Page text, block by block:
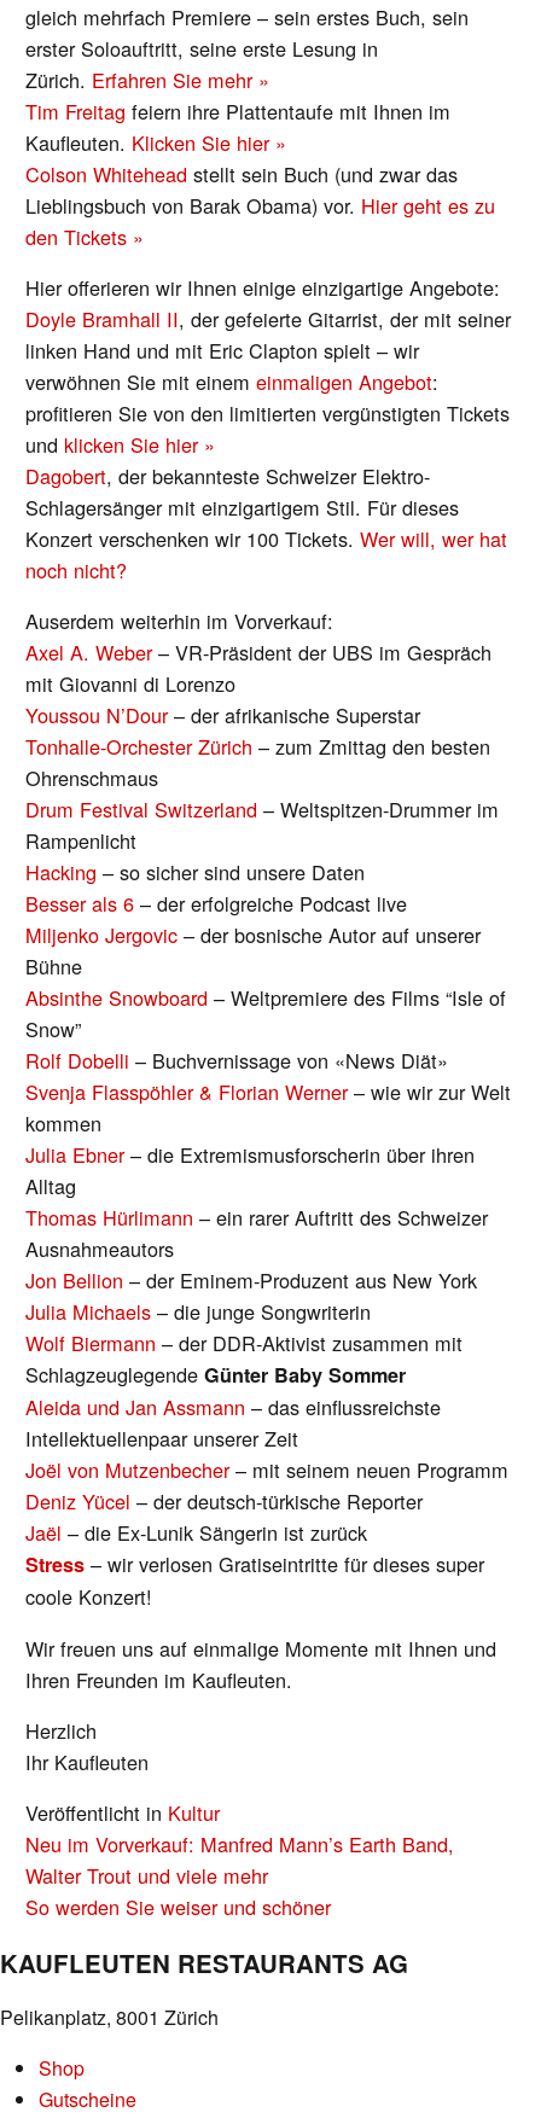
gleich mehrfach Premiere – sein erstes Buch, sein
erster Soloauftritt, seine erste Lesung in
Zürich. Erfahren Sie mehr »
Tim Freitag feiern ihre Plattentaufe mit Ihnen im
Kaufleuten. Klicken Sie hier »
Colson Whitehead stellt sein Buch (und zwar das
Lieblingsbuch von Barak Obama) vor. Hier geht es zu
den Tickets »
Hier offerieren wir Ihnen einige einzigartige Angebote:
Doyle Bramhall II, der gefeierte Gitarrist, der mit seiner
linken Hand und mit Eric Clapton spielt – wir
verwöhnen Sie mit einemeinmaligen Angebot:
profitieren Sie von den limitierten vergünstigten Tickets
und klicken Sie hier »
Dagobert, der bekannteste Schweizer Elektro-
Schlagersänger mit einzigartigem Stil. Für dieses
Konzert verschenken wir 100 Tickets.Wer will, wer hat
noch nicht?
Auserdem weiterhin im Vorverkauf:
Axel A. Weber– VR-Präsident der UBS im Gespräch
mit Giovanni di Lorenzo
Youssou N’Dour– der afrikanische Superstar
Tonhalle-Orchester Zürich – zum Zmittag den besten
Ohrenschmaus
Drum Festival Switzerland – Weltspitzen-Drummer im
Rampenlicht
Hacking – so sicher sind unsere Daten
Besser als 6 – der erfolgreiche Podcast live
Miljenko Jergovic – der bosnische Autor auf unserer
Bühne
Absinthe Snowboard – Weltpremiere des Films “Isle of
Snow”
Rolf Dobelli – Buchvernissage von «News Diät»
Svenja Flasspöhler & Florian Werner– wie wir zur Welt
kommen
Julia Ebner– die Extremismusforscherin über ihren
Alltag
Thomas Hürlimann – ein rarer Auftritt des Schweizer
Ausnahmeautors
Jon Bellion – der Eminem-Produzent aus New York
Julia Michaels – die junge Songwriterin
Wolf Biermann – der DDR-Aktivist zusammen mit
SchlagzeuglegendeGünter Baby Sommer
Aleida und Jan Assmann – das einflussreichste
Intellektuellenpaar unserer Zeit
Joël von Mutzenbecher– mit seinem neuen Programm
Deniz Yücel – der deutsch-türkische Reporter
Jaël – die Ex-Lunik Sängerin ist zurück
Stress – wir verlosen Gratiseintritte für dieses super
coole Konzert!
Wir freuen uns auf einmalige Momente mit Ihnen und
Ihren Freunden im Kaufleuten.
Herzlich
Ihr Kaufleuten
Veröffentlicht in Kultur
BEITRAGS-
NAVIGATION
Neu im Vorverkauf: Manfred Mann’s Earth Band,
Walter Trout und viele mehr
So werden Sie weiser und schöner
KAUFLEUTEN RESTAURANTS AG
Pelikanplatz, 8001 Zürich
Shop
Gutscheine